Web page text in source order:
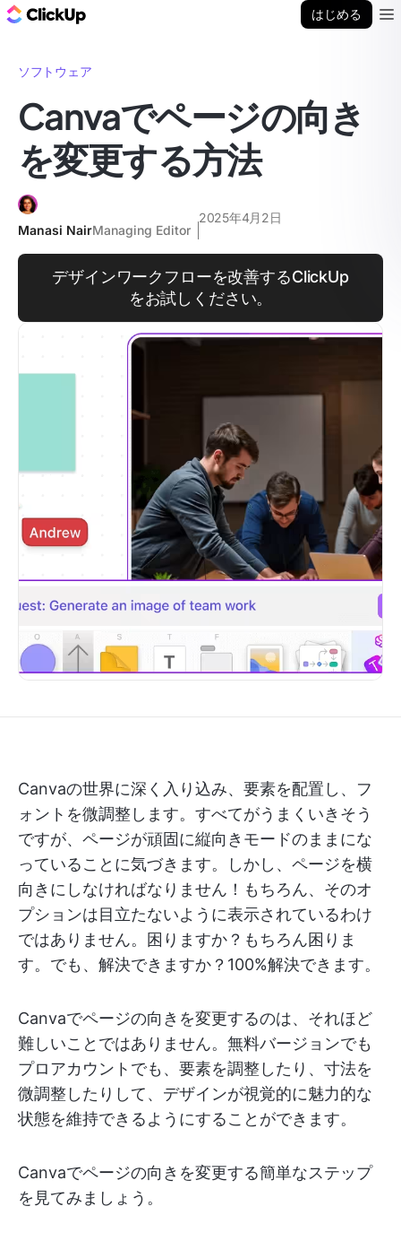
はじめる
ソフトウェア
Canvaでページの向き
を変更する方法
Manasi NairManaging Editor
2025年4月2日
デザインワークフローを改善するClickUp
をお試しください。
Canvaの世界に深く入り込み、要素を配置し、フ
ォントを微調整します。すべてがうまくいきそう
ですが、ページが頑固に縦向きモードのままにな
っていることに気づきます。しかし、ページを横
向きにしなければなりません！もちろん、そのオ
プションは目立たないように表示されているわけ
ではありません。困りますか？もちろん困りま
す。でも、解決できますか？100%解決できます。
Canvaでページの向きを変更するのは、それほど
難しいことではありません。無料バージョンでも
プロアカウントでも、要素を調整したり、寸法を
微調整したりして、デザインが視覚的に魅力的な
状態を維持できるようにすることができます。
Canvaでページの向きを変更する簡単なステップ
を見てみましょう。